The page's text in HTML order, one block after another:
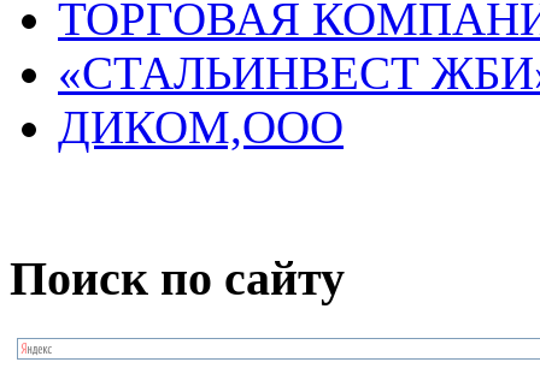
ТОРГОВАЯ
«СТАЛЬИНВЕСТ
ДИКОМ,ООО
Поиск по сайту